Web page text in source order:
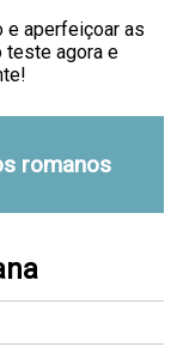
e aperfeiçoar as
teste agora e
romanos